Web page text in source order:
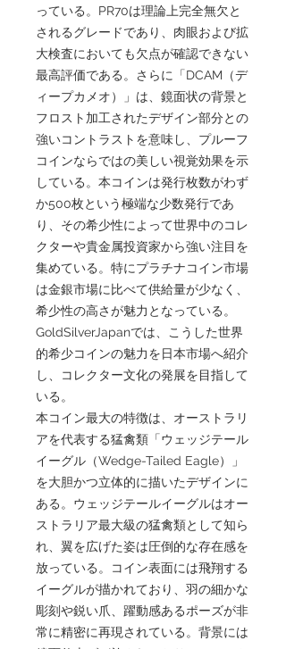
っている。PR70は理論上完全無欠と
されるグレードであり、肉眼および拡
大検査においても欠点が確認できない
最高評価である。さらに「DCAM（デ
ィープカメオ）」は、鏡面状の背景と
フロスト加工されたデザイン部分との
強いコントラストを意味し、プルーフ
コインならではの美しい視覚効果を示
している。本コインは発行枚数がわず
か500枚という極端な少数発行であ
り、その希少性によって世界中のコレ
クターや貴金属投資家から強い注目を
集めている。特にプラチナコイン市場
は金銀市場に比べて供給量が少なく、
希少性の高さが魅力となっている。
GoldSilverJapanでは、こうした世界
的希少コインの魅力を日本市場へ紹介
し、コレクター文化の発展を目指して
いる。
本コイン最大の特徴は、オーストラリ
アを代表する猛禽類「ウェッジテール
イーグル（Wedge-Tailed Eagle）」
を大胆かつ立体的に描いたデザインに
ある。ウェッジテールイーグルはオー
ストラリア最大級の猛禽類として知ら
れ、翼を広げた姿は圧倒的な存在感を
放っている。コイン表面には飛翔する
イーグルが描かれており、羽の細かな
彫刻や鋭い爪、躍動感あるポーズが非
常に精密に再現されている。背景には